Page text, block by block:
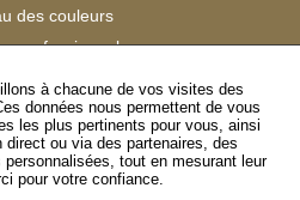
des couleurs
professionnels
Catalogues
Clients
NOUS
à chacune de vos visites des
données nous permettent de vous
les plus pertinents pour vous, ainsi
direct ou via des partenaires, des
tout en mesurant leur
pour votre confiance.